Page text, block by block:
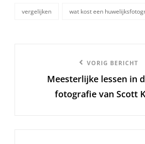
vergelijken wat kost een
bericht
VORIG BERICHT
Meesterlijke lessen in
fotografie van Scott